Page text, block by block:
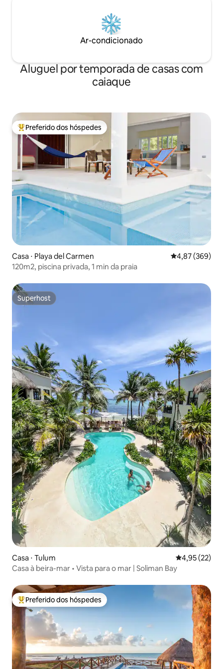
Ar-condicionado
Aluguel por temporada de casas com
caiaque
Entre os melhores preferidos dos hóspedes
Preferido dos hóspedes
Casa ⋅ Playa del Carmen 4,87 de uma
4,87 (369)
120m2, piscina privada, 1 min da praia
Superhost
Superhost
Casa ⋅ Tulum 4,95 de uma
4,95 (22)
Casa à beira-mar • Vista para o mar | Soliman Bay
Entre os melhores preferidos dos hóspedes
Preferido dos hóspedes